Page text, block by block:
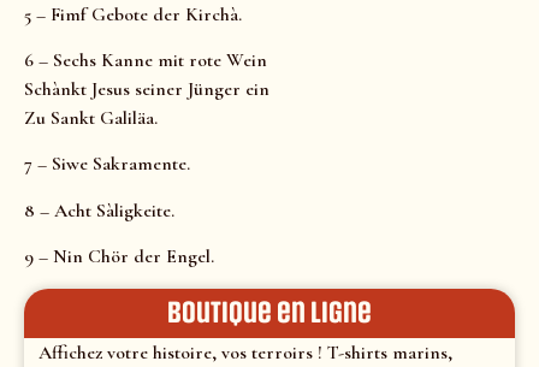
5 – Fimf Gebote der Kirchà.
6 – Sechs Kanne mit rote Wein
Schànkt Jesus seiner Jünger ein
Zu Sankt Galiläa.
7 – Siwe Sakramente.
8 – Acht Sàligkeite.
9 – Nin Chör der Engel.
Boutique en ligne
Affichez votre histoire, vos terroirs ! T-shirts marins,